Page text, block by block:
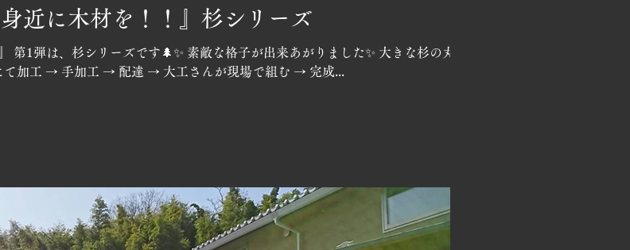
近に木材を！！』杉シリーズ
第1弾は、杉シリーズです🌲✨ 素敵な格子が出来あがりました✨ 大きな杉の丸
加工 → 手加工 → 配達 → 大工さんが現場で組む → 完成...